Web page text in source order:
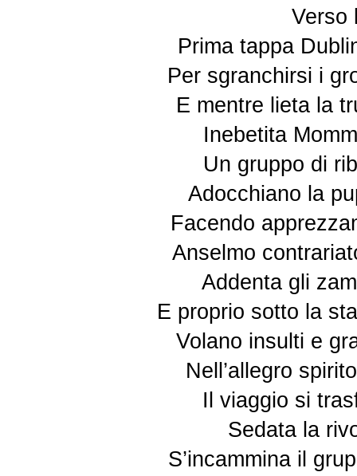
Verso
Prima tappa
Per sgranchirsi i
E mentre lieta la
Inebetita
Un gruppo di
Adocchiano la
Facendo
Anselmo
Addenta gli
E proprio sotto la
Volano insulti e
Nell’allegro
Il viaggio si
Sedata la
S’incammina il